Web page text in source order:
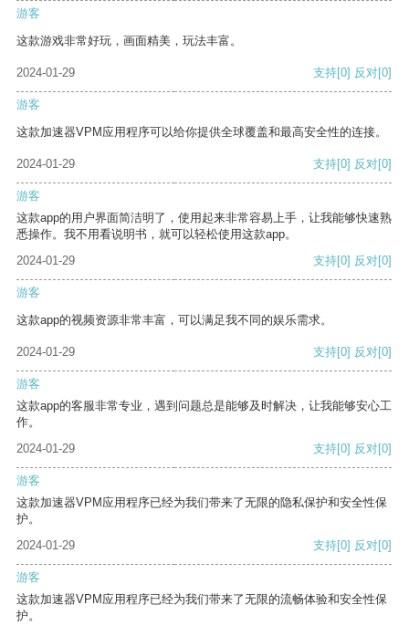
游客
这款游戏非常好玩，画面精美，玩法丰富。
2024-01-29 支持[0] 反对[0]
游客
这款加速器VPM应用程序可以给你提供全球覆盖和最高安全性的连接。
2024-01-29 支持[0] 反对[0]
游客
这款app的用户界面简洁明了，使用起来非常容易上手，让我能够快速熟
悉操作。我不用看说明书，就可以轻松使用这款app。
2024-01-29
支持[0] 反对[0]
游客
这款app的视频资源非常丰富，可以满足我不同的娱乐需求。
2024-01-29 支持[0] 反对[0]
游客
这款app的客服非常专业，遇到问题总是能够及时解决，让我能够安心工
作。
2024-01-29
支持[0] 反对[0]
游客
这款加速器VPM应用程序已经为我们带来了无限的隐私保护和安全性保
护。
2024-01-29
支持[0] 反对[0]
游客
这款加速器VPM应用程序已经为我们带来了无限的流畅体验和安全性保
护。